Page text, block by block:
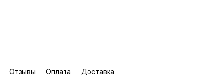
Отзывы Оплата Доставка